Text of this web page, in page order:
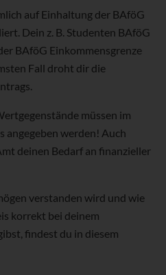
auf Einhaltung der BAföG
Dein z. B. Studenten BAföG
BAföG Einkommensgrenze
Fall droht dir die
müssen im
angegeben werden! Auch
deinen Bedarf an finanzieller
verstanden wird und wie
korrekt bei deinem
findest du in diesem